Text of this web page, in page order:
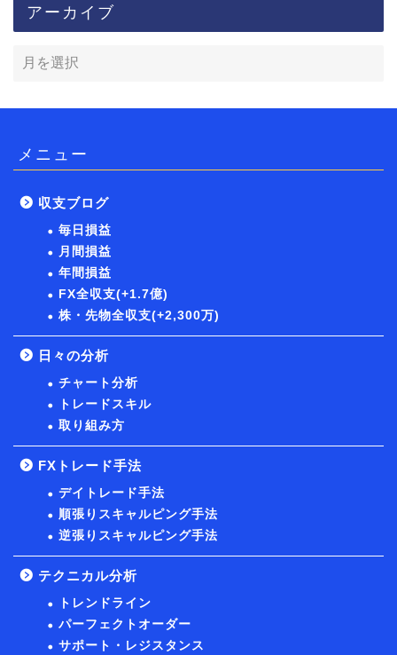
アーカイブ
メニュー
収支ブログ
毎日損益
月間損益
年間損益
FX全収支(+1.7億)
株・先物全収支(+2,300万)
日々の分析
チャート分析
トレードスキル
取り組み方
FXトレード手法
デイトレード手法
順張りスキャルピング手法
逆張りスキャルピング手法
テクニカル分析
トレンドライン
パーフェクトオーダー
サポート・レジスタンス